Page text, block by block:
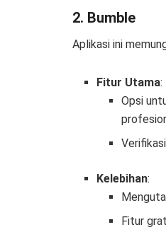
2. Bumble
Aplikasi ini
Fitur Utama:
Opsi
Kelebihan:
Fitur